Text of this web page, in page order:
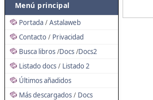
Menú principal
Portada / Astalaweb
Contacto / Privacidad
Busca libros /Docs /Docs2
Listado docs / Listado 2
Últimos añadidos
Más descargados / Docs